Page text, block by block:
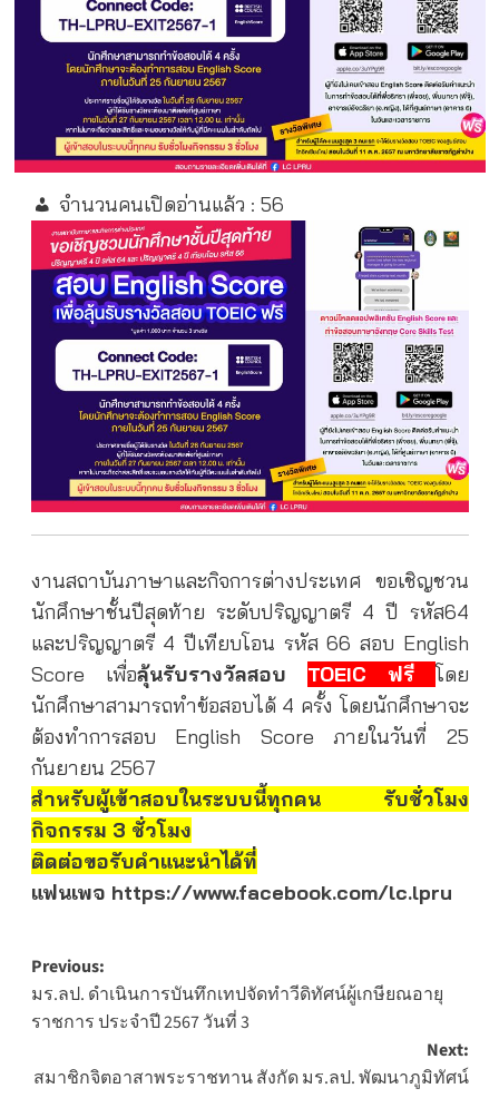
จำนวนคนเปิดอ่านแล้ว : 56
งานสถาบันภาษาและกิจการต่างประเทศ ขอเชิญชวน
นักศึกษาชั้นปีสุดท้าย ระดับปริญญาตรี 4 ปี รหัส64
และปริญญาตรี 4 ปีเทียบโอน รหัส 66 สอบ English
Score เพื่อลุ้นรับรางวัลสอบ TOEIC ฟรี โดย
นักศึกษาสามารถทำข้อสอบได้ 4 ครั้ง โดยนักศึกษาจะ
ต้องทำการสอบ English Score ภายในวันที่ 25
กันยายน 2567
สำหรับผู้เข้าสอบในระบบนี้ทุกคน รับชั่วโมง
กิจกรรม 3 ชั่วโมง
ติดต่อขอรับคำแนะนำได้ที่
แฟนเพจ https://www.facebook.com/lc.lpru
Post
navigation
Previous:
มร.ลป. ดำเนินการบันทึกเทปจัดทำวีดิทัศน์ผู้เกษียณอายุ
ราชการ ประจำปี 2567 วันที่ 3
Next:
สมาชิกจิตอาสาพระราชทาน สังกัด มร.ลป. พัฒนาภูมิทัศน์